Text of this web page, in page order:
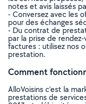
notes et avis laissés
- Conversez avec les
pour des échanges
- Du contrat de
par la prise de
factures : utilisez nos
prestation.
Comment
AlloVoisins c’est la
prestations de